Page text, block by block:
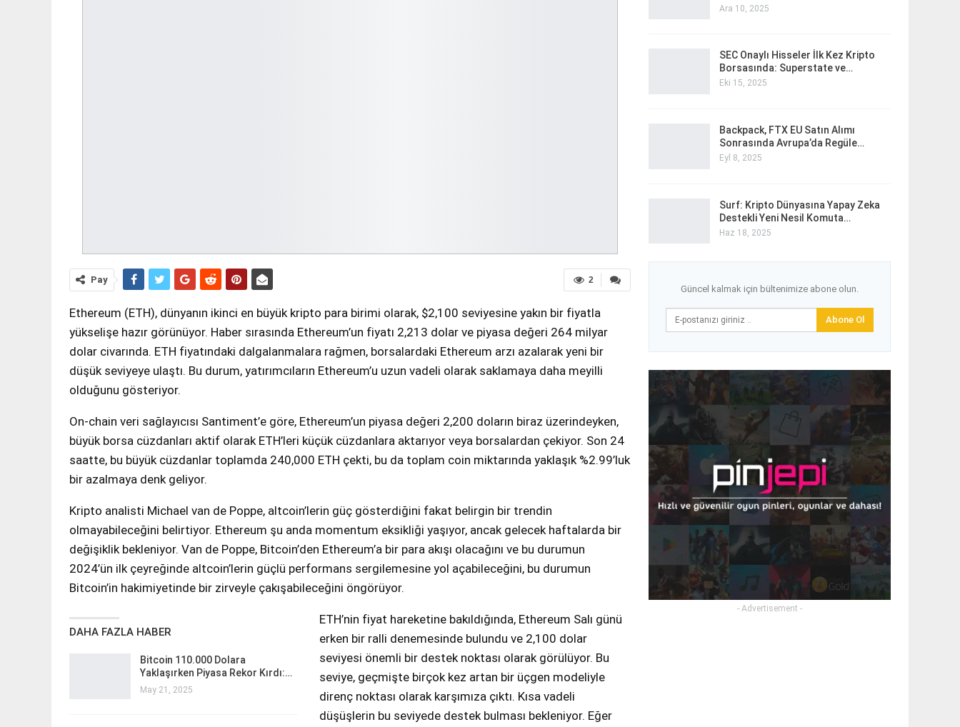
2
Pay
Ethereum (ETH), dünyanın ikinci en büyük kripto para birimi olarak, $2,100 seviyesine yakın bir fiyatla
yükselişe hazır görünüyor. Haber sırasında Ethereum’un fiyatı 2,213 dolar ve piyasa değeri 264 milyar
dolar civarında. ETH fiyatındaki dalgalanmalara rağmen, borsalardaki Ethereum arzı azalarak yeni bir
düşük seviyeye ulaştı. Bu durum, yatırımcıların Ethereum’u uzun vadeli olarak saklamaya daha meyilli
olduğunu gösteriyor.
On-chain veri sağlayıcısı Santiment’e göre, Ethereum’un piyasa değeri 2,200 doların biraz üzerindeyken,
büyük borsa cüzdanları aktif olarak ETH’leri küçük cüzdanlara aktarıyor veya borsalardan çekiyor. Son 24
saatte, bu büyük cüzdanlar toplamda 240,000 ETH çekti, bu da toplam coin miktarında yaklaşık %2.99’luk
bir azalmaya denk geliyor.
Kripto analisti Michael van de Poppe, altcoin’lerin güç gösterdiğini fakat belirgin bir trendin
olmayabileceğini belirtiyor. Ethereum şu anda momentum eksikliği yaşıyor, ancak gelecek haftalarda bir
değişiklik bekleniyor. Van de Poppe, Bitcoin’den Ethereum’a bir para akışı olacağını ve bu durumun
2024’ün ilk çeyreğinde altcoin’lerin güçlü performans sergilemesine yol açabileceğini, bu durumun
Bitcoin’in hakimiyetinde bir zirveyle çakışabileceğini öngörüyor.
DAHA FAZLA HABER
Bitcoin 110.000 Dolara
Yaklaşırken Piyasa Rekor Kırdı:…
May 21, 2025
ETH’nin fiyat hareketine bakıldığında, Ethereum Salı günü
erken bir ralli denemesinde bulundu ve 2,100 dolar
seviyesi önemli bir destek noktası olarak görülüyor. Bu
seviye, geçmişte birçok kez artan bir üçgen modeliyle
direnç noktası olarak karşımıza çıktı. Kısa vadeli
düşüşlerin bu seviyede destek bulması bekleniyor. Eğer
Ara 10, 2025
SEC Onaylı Hisseler İlk Kez Kripto
Borsasında: Superstate ve…
Eki 15, 2025
Backpack, FTX EU Satın Alımı
Sonrasında Avrupa’da Regüle…
Eyl 8, 2025
Surf: Kripto Dünyasına Yapay Zeka
Destekli Yeni Nesil Komuta…
Haz 18, 2025
Güncel kalmak için bültenimize abone olun.
Abone Ol
- Advertisement -